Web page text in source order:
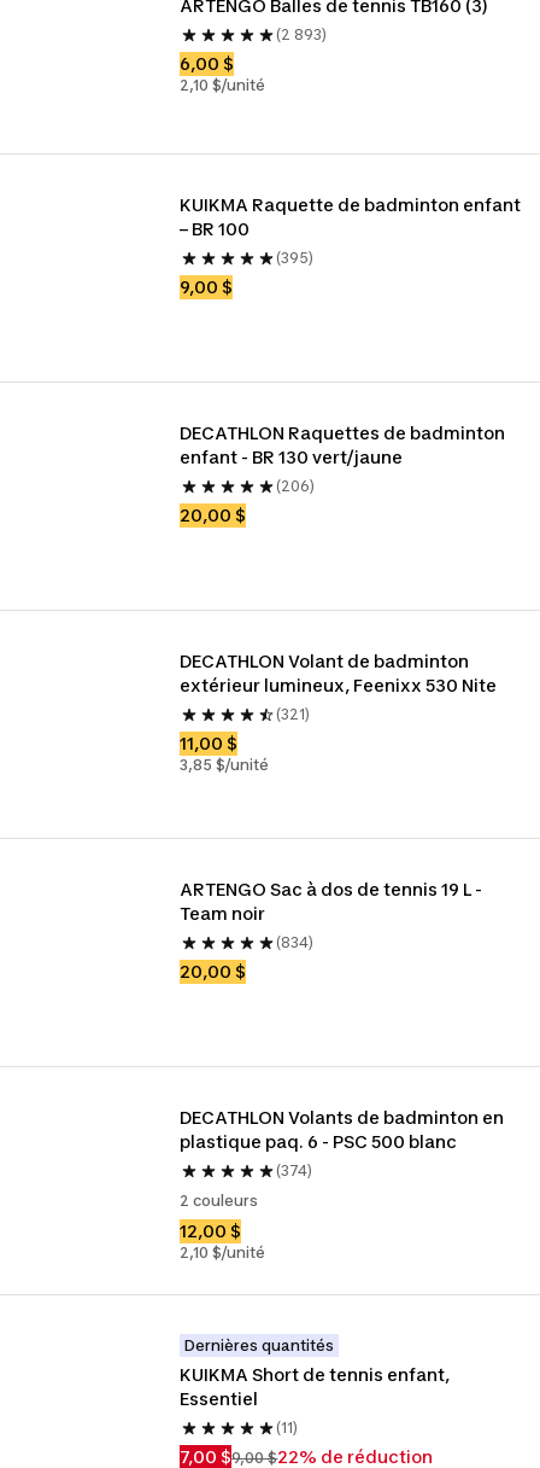
ARTENGO Balles de tennis TB160 (3)
(2 893)
6,00 $
2,10 $/unité
KUIKMA Raquette de badminton enfant
– BR 100
(395)
9,00 $
DECATHLON Raquettes de badminton
enfant - BR 130 vert/jaune
(206)
20,00 $
DECATHLON Volant de badminton
extérieur lumineux, Feenixx 530 Nite
(321)
11,00 $
3,85 $/unité
ARTENGO Sac à dos de tennis 19 L -
Team noir
(834)
20,00 $
DECATHLON Volants de badminton en
plastique paq. 6 - PSC 500 blanc
(374)
2 couleurs
12,00 $
2,10 $/unité
Dernières quantités
KUIKMA Short de tennis enfant,
Essentiel
(11)
7,00 $9,00 $22% de réduction